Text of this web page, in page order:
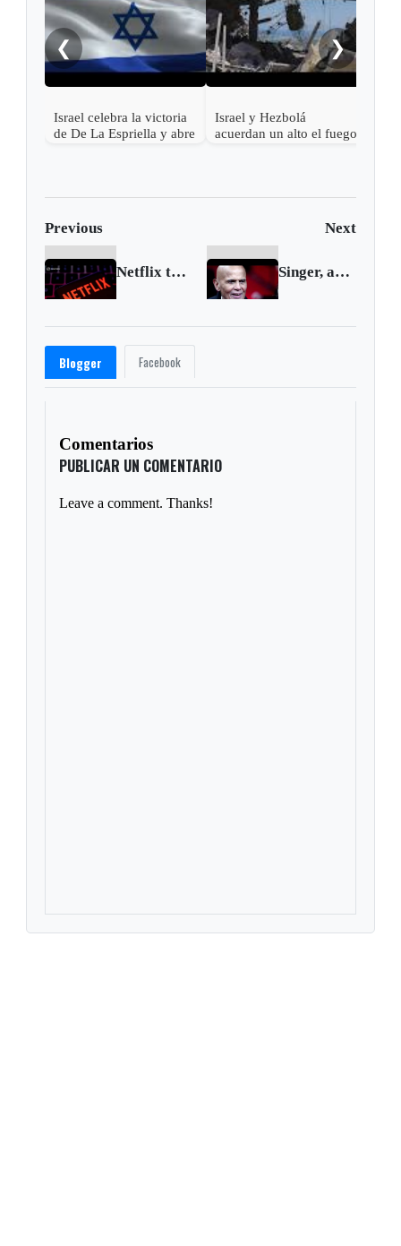
❮
Israel celebra la victoria
de De La Espriella y abre
Israel y Hezbolá
acuerdan un alto el fuego
❯
Previous Next
Netflix to invest $2.5 bln in South Korea Singer, actor, activist Harry Belafonte dies at 96
Blogger Facebook
Comentarios
PUBLICAR UN COMENTARIO
Leave a comment. Thanks!